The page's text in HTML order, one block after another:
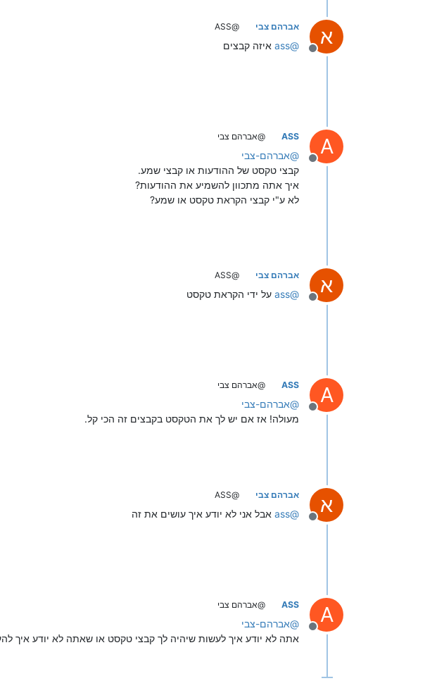
א
מנותק
אברהם צבי @ASS
@
ass איזה קבצים
A
מנותק
ASS @אברהם צבי
@אברהם-צבי
קבצי טקסט של ההודעות או קבצי שמע.
איך אתה מתכוון להשמיע את ההודעות?
לא ע"י קבצי הקראת טקסט או שמע?
א
מנותק
אברהם צבי @ASS
@
ass על ידי הקראת טקסט
A
מנותק
ASS @אברהם צבי
@אברהם-צבי
מעולה! אז אם יש לך את הטקסט בקבצים זה הכי קל.
א
מנותק
אברהם צבי @ASS
@
ass אבל אני לא יודע איך עושים את זה
A
מנותק
ASS @אברהם צבי
@אברהם-צבי
אתה לא יודע איך לעשות שיהיה לך קבצי טקסט או שאתה לא יודע איך